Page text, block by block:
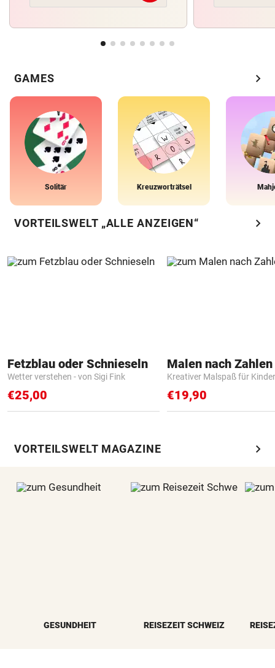
GAMES chevron_right
Solitär Kreuzworträtsel
VORTEILSWELT „ALLE ANZEIGEN“ chevron_right
Fetzblau oder Schnieseln
Wetter verstehen - von Sigi Fink
€25,00
Kreativer Malspaß für Kinder
€19,90
VORTEILSWELT MAGAZINE chevron_right
GESUNDHEIT REISEZEIT SCHWEIZ